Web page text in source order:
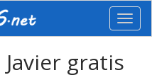
Javier gratis